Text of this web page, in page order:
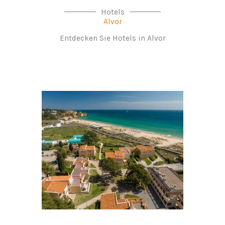
Hotels
Alvor
Entdecken Sie Hotels in Alvor